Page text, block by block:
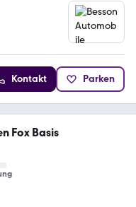
Kontakt Parken
Fox Basis